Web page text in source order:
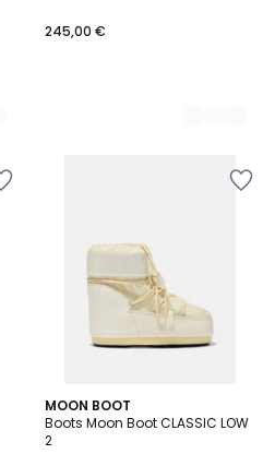
245,00 €
MOON BOOT
Boots Moon Boot CLASSIC LOW
2
2
Couleurs